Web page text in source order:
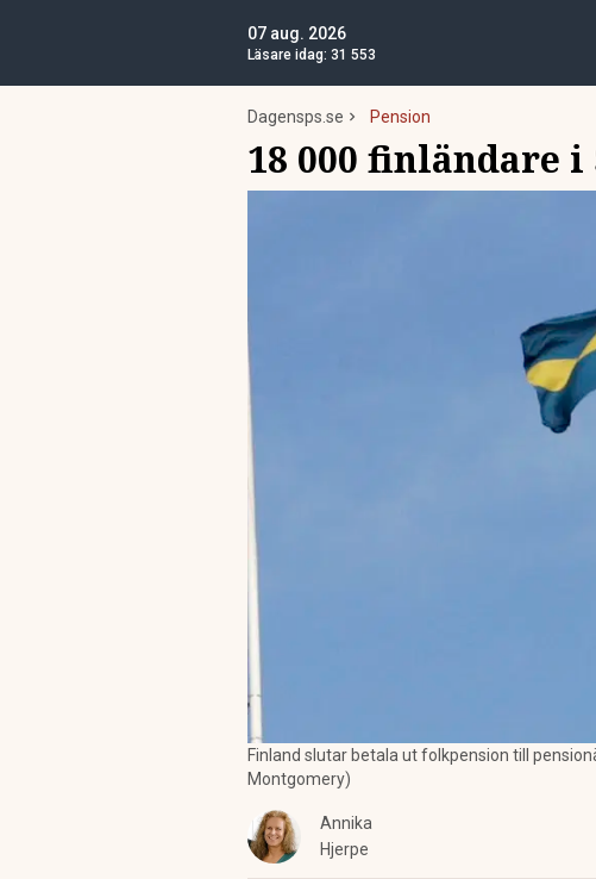
07 aug. 2026
Läsare idag: 31 553
Dagensps.se Pension
18 000 finländare
Finland slutar betala ut folkpension till
Montgomery)
Annika
Hjerpe